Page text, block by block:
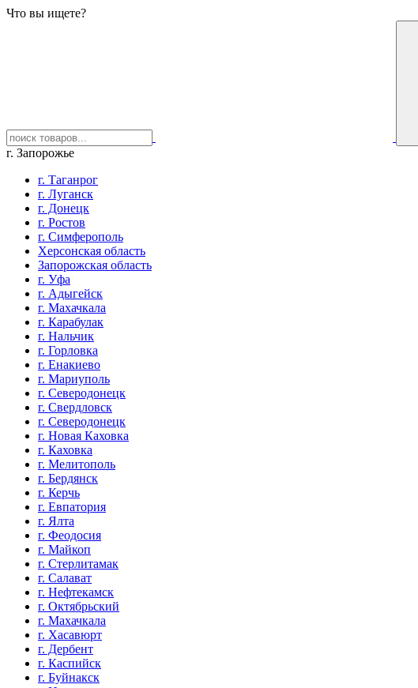
Что вы ищете?
г. Запорожье
г. Таганрог
г. Луганск
г. Донецк
г. Ростов
г. Симферополь
Херсонская область
Запорожская область
г. Уфа
г. Адыгейск
г. Махачкала
г. Карабулак
г. Нальчик
г. Горловка
г. Енакиево
г. Мариуполь
г. Северодонецк
г. Свердловск
г. Северодонецк
г. Новая Каховка
г. Каховка
г. Мелитополь
г. Бердянск
г. Керчь
г. Евпатория
г. Ялта
г. Феодосия
г. Майкоп
г. Стерлитамак
г. Салават
г. Нефтекамск
г. Октябрьский
г. Махачкала
г. Хасавюрт
г. Дербент
г. Каспийск
г. Буйнакск